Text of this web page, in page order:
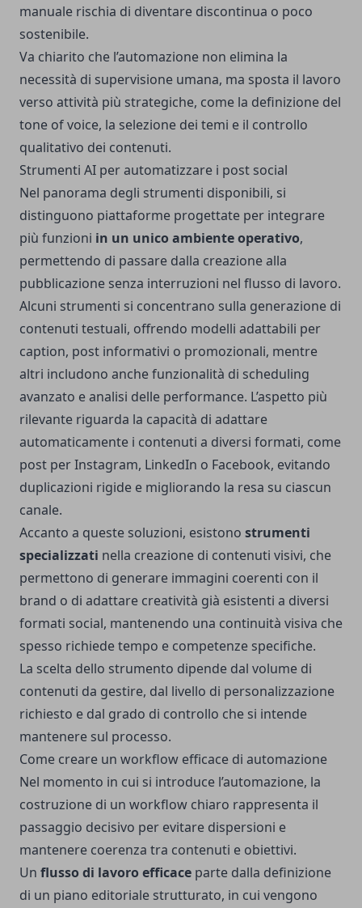
manuale rischia di diventare discontinua o poco
sostenibile.
Va chiarito che l’automazione non elimina la
necessità di supervisione umana, ma sposta il lavoro
verso attività più strategiche, come la definizione del
tone of voice, la selezione dei temi e il controllo
qualitativo dei contenuti.
Strumenti AI per automatizzare i post social
Nel panorama degli strumenti disponibili, si
distinguono piattaforme progettate per integrare
più funzioni in un unico ambiente operativo,
permettendo di passare dalla creazione alla
pubblicazione senza interruzioni nel flusso di lavoro.
Alcuni strumenti si concentrano sulla generazione di
contenuti testuali, offrendo modelli adattabili per
caption, post informativi o promozionali, mentre
altri includono anche funzionalità di scheduling
avanzato e analisi delle performance. L’aspetto più
rilevante riguarda la capacità di adattare
automaticamente i contenuti a diversi formati, come
post per Instagram, LinkedIn o Facebook, evitando
duplicazioni rigide e migliorando la resa su ciascun
canale.
Accanto a queste soluzioni, esistono strumenti
specializzati nella creazione di contenuti visivi, che
permettono di generare immagini coerenti con il
brand o di adattare creatività già esistenti a diversi
formati social, mantenendo una continuità visiva che
spesso richiede tempo e competenze specifiche.
La scelta dello strumento dipende dal volume di
contenuti da gestire, dal livello di personalizzazione
richiesto e dal grado di controllo che si intende
mantenere sul processo.
Come creare un workflow efficace di automazione
Nel momento in cui si introduce l’automazione, la
costruzione di un workflow chiaro rappresenta il
passaggio decisivo per evitare dispersioni e
mantenere coerenza tra contenuti e obiettivi.
Un flusso di lavoro efficace parte dalla definizione
di un piano editoriale strutturato, in cui vengono